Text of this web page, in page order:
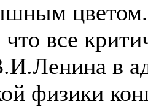
все
в
физики